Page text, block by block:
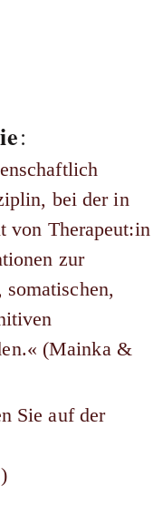
:
bei der in
von Therapeut:in
zur
(Mainka &
Sie auf der